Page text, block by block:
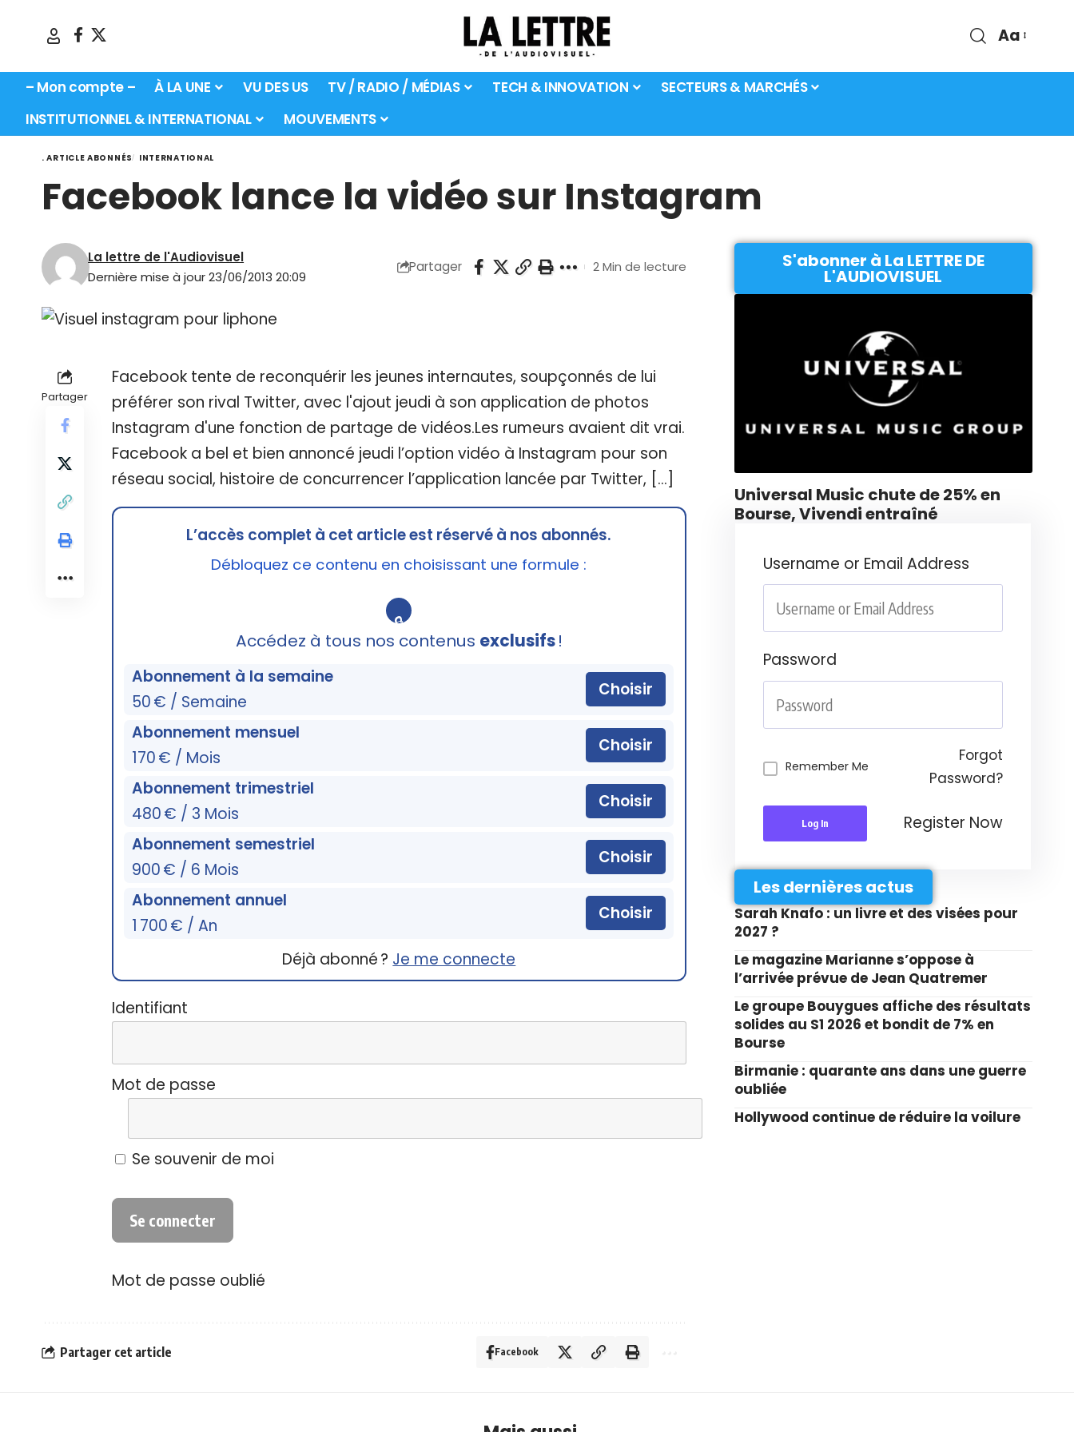
Aa
– Mon compte – À LA UNE VU DES US TV / RADIO / MÉDIAS TECH & INNOVATION
SECTEURS & MARCHÉS
INSTITUTIONNEL & INTERNATIONAL
MOUVEMENTS
. ARTICLE ABONNÉS INTERNATIONAL
Facebook lance la vidéo sur Instagram
Dernière mise à jour 23/06/2013 20:09
La lettre de l'Audiovisuel
Partager 2 Min de lecture
Partager
Facebook tente de reconquérir les jeunes internautes, soupçonnés de lui
préférer son rival Twitter, avec l'ajout jeudi à son application de photos
Instagram d'une fonction de partage de vidéos.Les rumeurs avaient dit vrai.
Facebook a bel et bien annoncé jeudi l’option vidéo à Instagram pour son
réseau social, histoire de concurrencer l’application lancée par Twitter, […]
L’accès complet à cet article est réservé à nos abonnés.
Débloquez ce contenu en choisissant une formule :
🔒
Accédez à tous nos contenus exclusifs!
Abonnement à la semaine
50 € / Semaine
Choisir
Abonnement mensuel
170 € / Mois
Choisir
Abonnement trimestriel
480 € / 3 Mois
Choisir
Abonnement semestriel
900 € / 6 Mois
Choisir
Abonnement annuel
1 700 € / An
Choisir
Déjà abonné ? Je me connecte
Identifiant
Mot de passe
Se souvenir de moi
Mot de passe oublié
Partager cet article Facebook
S'abonner à La LETTRE DE
L'AUDIOVISUEL
Universal Music chute de 25% en
Bourse, Vivendi entraîné
Username or Email Address
Password
Remember Me
Forgot
Password?
Log In Register Now
Les dernières actus
Sarah Knafo : un livre et des visées pour
2027 ?
Le magazine Marianne s’oppose à
l’arrivée prévue de Jean Quatremer
Le groupe Bouygues affiche des résultats
solides au S1 2026 et bondit de 7% en
Bourse
Birmanie : quarante ans dans une guerre
oubliée
Hollywood continue de réduire la voilure